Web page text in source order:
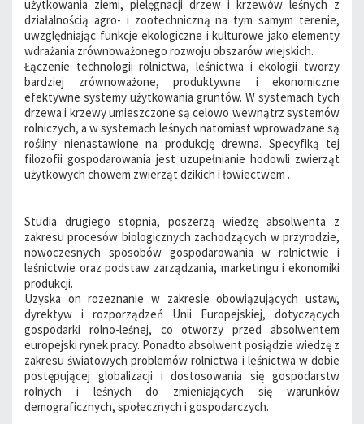
użytkowania ziemi, pielęgnacji drzew i krzewów leśnych z
działalnością agro- i zootechniczną na tym samym terenie,
uwzględniając funkcje ekologiczne i kulturowe jako elementy
wdrażania zrównoważonego rozwoju obszarów wiejskich.
Łączenie technologii rolnictwa, leśnictwa i ekologii tworzy
bardziej zrównoważone, produktywne i ekonomiczne
efektywne systemy użytkowania gruntów. W systemach tych
drzewa i krzewy umieszczone są celowo wewnątrz systemów
rolniczych, a w systemach leśnych natomiast wprowadzane są
rośliny nienastawione na produkcję drewna. Specyfiką tej
filozofii gospodarowania jest uzupełnianie hodowli zwierząt
użytkowych chowem zwierząt dzikich i łowiectwem .
Studia drugiego stopnia, poszerzą wiedzę absolwenta z
zakresu procesów biologicznych zachodzących w przyrodzie,
nowoczesnych sposobów gospodarowania w rolnictwie i
leśnictwie oraz podstaw zarządzania, marketingu i ekonomiki
produkcji.
Uzyska on rozeznanie w zakresie obowiązujących ustaw,
dyrektyw i rozporządzeń Unii Europejskiej, dotyczących
gospodarki rolno-leśnej, co otworzy przed absolwentem
europejski rynek pracy. Ponadto absolwent posiądzie wiedzę z
zakresu światowych problemów rolnictwa i leśnictwa w dobie
postępującej globalizacji i dostosowania się gospodarstw
rolnych i leśnych do zmieniających się warunków
demograficznych, społecznych i gospodarczych.